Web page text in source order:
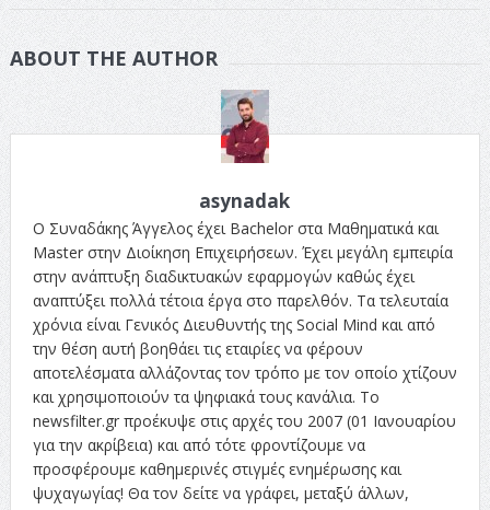
ABOUT THE AUTHOR
asynadak
Ο Συναδάκης Άγγελος έχει Bachelor στα Μαθηματικά και
Master στην Διοίκηση Επιχειρήσεων. Έχει μεγάλη εμπειρία
στην ανάπτυξη διαδικτυακών εφαρμογών καθώς έχει
αναπτύξει πολλά τέτοια έργα στο παρελθόν. Τα τελευταία
χρόνια είναι Γενικός Διευθυντής της Social Mind και από
την θέση αυτή βοηθάει τις εταιρίες να φέρουν
αποτελέσματα αλλάζοντας τον τρόπο με τον οποίο χτίζουν
και χρησιμοποιούν τα ψηφιακά τους κανάλια. Το
newsfilter.gr προέκυψε στις αρχές του 2007 (01 Ιανουαρίου
για την ακρίβεια) και από τότε φροντίζουμε να
προσφέρουμε καθημερινές στιγμές ενημέρωσης και
ψυχαγωγίας! Θα τον δείτε να γράφει, μεταξύ άλλων,